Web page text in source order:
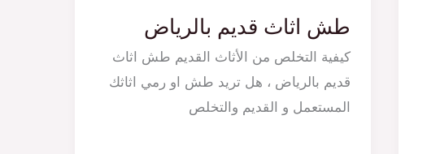
طش اثاث قديم بالرياض
كيفية التخلص من الأثاث القديم طش اثاث
قديم بالرياض ، هل تريد طش او رمي اثاثك
المستعمل و القديم والتخلص